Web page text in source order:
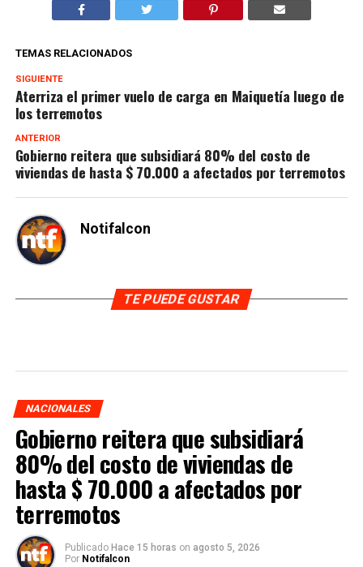
TEMAS RELACIONADOS
SIGUIENTE
Aterriza el primer vuelo de carga en Maiquetía luego de
los terremotos
ANTERIOR
Gobierno reitera que subsidiará 80% del costo de
viviendas de hasta $ 70.000 a afectados por terremotos
Notifalcon
TE PUEDE GUSTAR
NACIONALES
Gobierno reitera que subsidiará
80% del costo de viviendas de
hasta $ 70.000 a afectados por
terremotos
Publicado Hace 15 horas on agosto 5, 2026
Por Notifalcon